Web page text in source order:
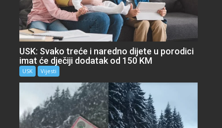
USK: Svako treće i naredno dijete u porodici
imat će dječiji dodatak od 150 KM
USK Vijesti